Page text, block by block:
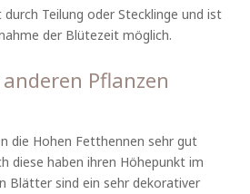
Teilung oder Stecklinge und ist
der Blütezeit möglich.
Pflanzen
die Hohen Fetthennen sehr gut
diese haben ihren Höhepunkt im
Blätter sind ein sehr dekorativer